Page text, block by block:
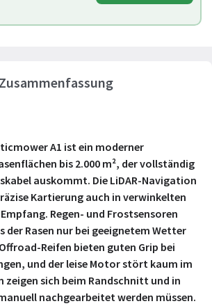
A1 ist ein moderner
bis 2.000 m², der vollständig
auskommt. Die LiDAR-Navigation
Kartierung auch in verwinkelten
Regen- und Frostsensoren
der Rasen nur bei geeignetem Wetter
Reifen bieten guten Grip bei
und der leise Motor stört kaum im
zeigen sich beim Randschnitt und in
nachgearbeitet werden müssen.